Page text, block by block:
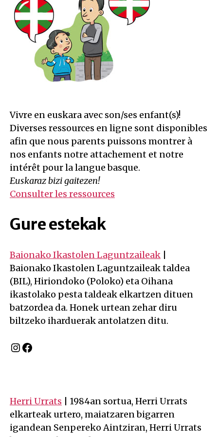
Vivre en euskara avec son/ses enfant(s)!
Diverses ressources en ligne sont disponibles
afin que nous parents puissons montrer à
nos enfants notre attachement et notre
intérêt pour la langue basque.
Euskaraz bizi gaitezen!
Consulter les ressources
Gure estekak
Baionako Ikastolen Laguntzaileak
Baionako Ikastolen Laguntzaileak taldea
(BIL), Hiriondoko (Poloko) eta Oihana
ikastolako pesta taldeak elkartzen dituen
batzordea da. Honek urtean zehar diru
biltzeko iharduerak antolatzen ditu.
Instagram
Facebook
Herri Urrats | 1984an sortua, Herri Urrats
elkarteak urtero, maiatzaren bigarren
igandean Senpereko Aintziran, Herri Urrats